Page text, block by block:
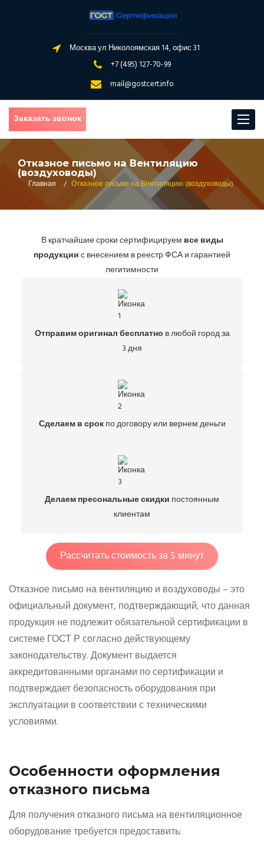
Москва ул Николоямская 14, офис 31
+7 (495) 127-70-99
mail@gostcert.info
Toggle
Заказать звонок
Отказное письмо на Вентиляцию
(воздуховоды)
Главная
/ Отказное письмо на Вентиляцию (воздуховоды)
В кратчайшие сроки сертифицируем все виды
продукциис внесением в реестр ФСА и гарантией
легитимности
Отправим оригинал бесплатно в любой город за
3 дня
Сделаем в срокпо договору или вернем деньги
Делаем пресональные скидки постоянным
клиентам
Рассчитать стоимость за 5 минут
Отказное письмо на вентиляцию и воздуховоды – это
официальный документ, подтверждающий, что данная
продукция не подлежит обязательной сертификации в
системе ГОСТ Р согласно действующему
законодательству. Документ выдается
аккредитованными органами по сертификации и
подтверждает безопасность оборудования при
эксплуатации в соответствии с техническими
условиями.
Особенности оформления
отказного письма
Для получения отказного письма на вентиляционное
оборудование требуется предоставить: